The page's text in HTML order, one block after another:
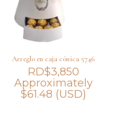
Arreglo en caja cónica 5746
RD$3,850
Approximately
$61.48 (USD)